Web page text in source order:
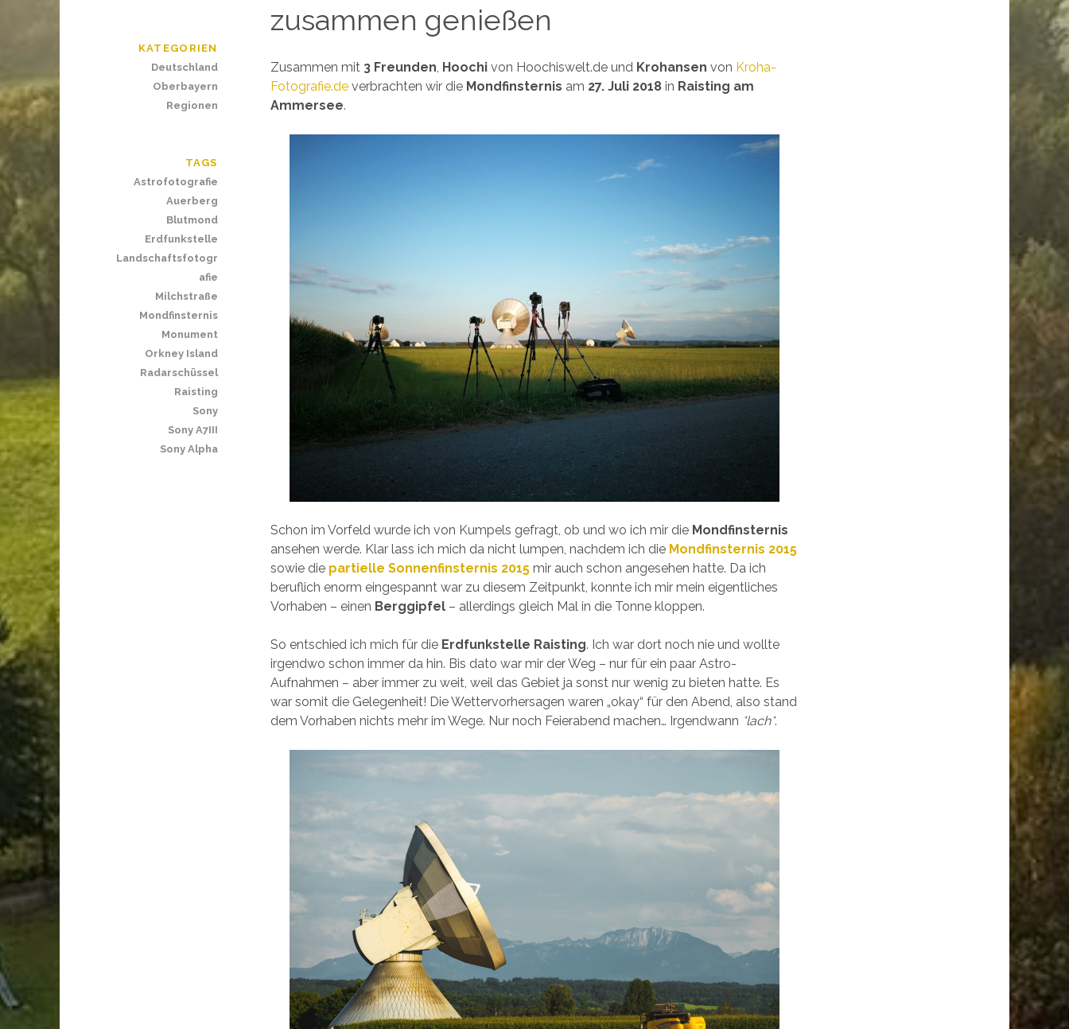
zusammen genießen
Zusammen mit 3 Freunden, Hoochivon Hoochiswelt.de und Krohansenvon Kroha-
Fotografie.de verbrachten wir die Mondfinsternis am 27. Juli 2018 in Raisting am
Ammersee.
Schon im Vorfeld wurde ich von Kumpels gefragt, ob und wo ich mir die Mondfinsternis
ansehen werde. Klar lass ich mich da nicht lumpen, nachdem ich die Mondfinsternis 2015
sowie die partielle Sonnenfinsternis 2015 mir auch schon angesehen hatte. Da ich
beruflich enorm eingespannt war zu diesem Zeitpunkt, konnte ich mir mein eigentliches
Vorhaben – einen Berggipfel – allerdings gleich Mal in die Tonne kloppen.
So entschied ich mich für die Erdfunkstelle Raisting. Ich war dort noch nie und wollte
irgendwo schon immer da hin. Bis dato war mir der Weg – nur für ein paar Astro-
Aufnahmen – aber immer zu weit, weil das Gebiet ja sonst nur wenig zu bieten hatte. Es
war somit die Gelegenheit! Die Wettervorhersagen waren „okay“ für den Abend, also stand
dem Vorhaben nichts mehr im Wege. Nur noch Feierabend machen… Irgendwann *lach*.
KATEGORIEN
Deutschland
Oberbayern
Regionen
TAGS
Astrofotografie
Auerberg
Blutmond
Erdfunkstelle
Landschaftsfotogr
afie
Milchstraße
Mondfinsternis
Monument
Orkney Island
Radarschüssel
Raisting
Sony
Sony A7III
Sony Alpha